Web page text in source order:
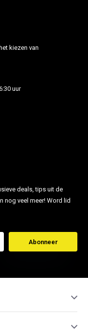
kiezen van
uur
deals, tips uit de
nog veel meer! Word lid
Abonneer